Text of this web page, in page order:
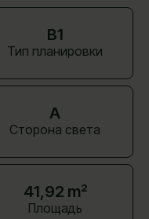
B1
Тип планировки
A
Сторона света
41,92 m²
Площадь